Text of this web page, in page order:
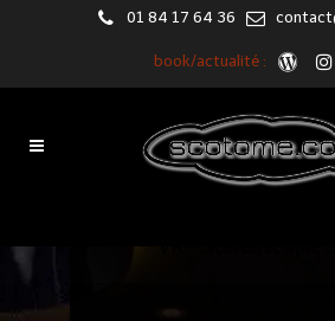
01 84 17 64 36
book/actualité :